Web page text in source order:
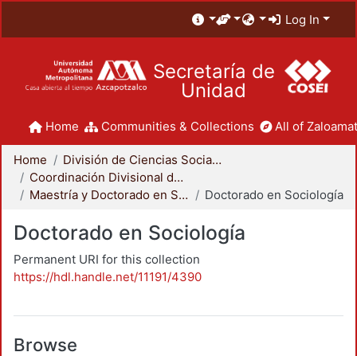
Log In
Secretaría de
Unidad
Home Communities & Collections All of
Home
División de Ciencias Sociales y Humanidades
Coordinación Divisional de Posgrado
Maestría y Doctorado en Sociología
Doctorado en Sociología
Doctorado en Sociología
Permanent URI for this collection
https://hdl.handle.net/11191/4390
Browse